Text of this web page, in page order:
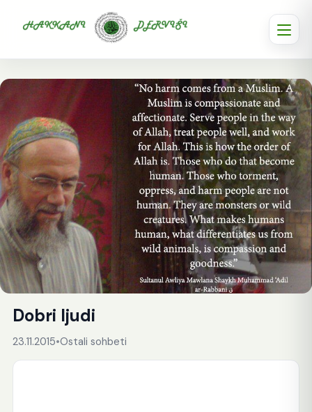
Dobri ljudi
23.11.2015•Ostali sohbeti